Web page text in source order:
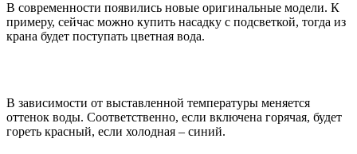
В современности появились новые оригинальные модели. К
примеру, сейчас можно купить насадку с подсветкой, тогда из
крана будет поступать цветная вода.
В зависимости от выставленной температуры меняется
оттенок воды. Соответственно, если включена горячая, будет
гореть красный, если холодная – синий.